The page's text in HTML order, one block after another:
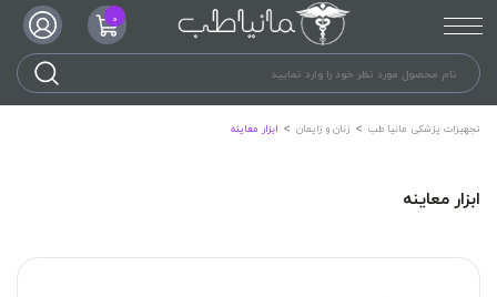
0
تجهیزات پزشکی مانیا طب زنان و زایمان ابزار معاینه
ابزار معاینه